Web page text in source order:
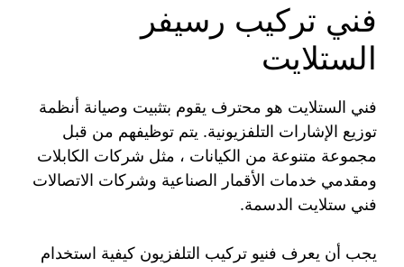
فني تركيب رسيفر
الستلايت
فني الستلايت هو محترف يقوم بتثبيت وصيانة أنظمة
توزيع الإشارات التلفزيونية. يتم توظيفهم من قبل
مجموعة متنوعة من الكيانات ، مثل شركات الكابلات
ومقدمي خدمات الأقمار الصناعية وشركات الاتصالات
فني ستلايت الدسمة.
يجب أن يعرف فنيو تركيب التلفزيون كيفية استخدام